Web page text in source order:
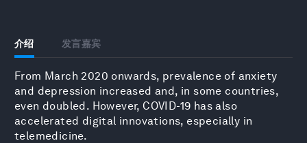
介绍 发言嘉宾
From March 2020 onwards, prevalence of anxiety
and depression increased and, in some countries,
even doubled. However, COVID-19 has also
accelerated digital innovations, especially in
telemedicine.